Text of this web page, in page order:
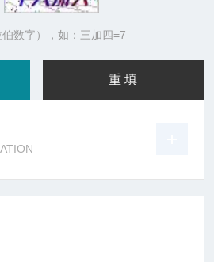
数字），如：三加四=7